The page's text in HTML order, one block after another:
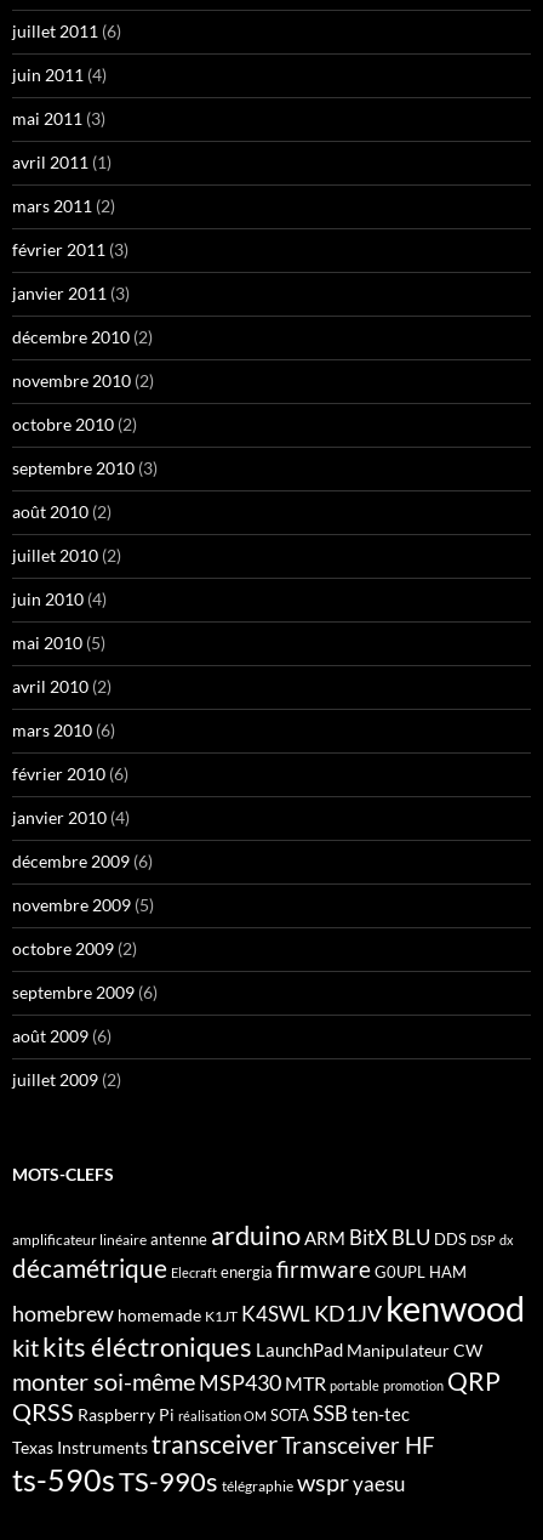
juillet 2011 (6)
juin 2011 (4)
mai 2011 (3)
avril 2011 (1)
mars 2011 (2)
février 2011 (3)
janvier 2011 (3)
décembre 2010 (2)
novembre 2010 (2)
octobre 2010 (2)
septembre 2010 (3)
août 2010 (2)
juillet 2010 (2)
juin 2010 (4)
mai 2010 (5)
avril 2010 (2)
mars 2010 (6)
février 2010 (6)
janvier 2010 (4)
décembre 2009 (6)
novembre 2009 (5)
octobre 2009 (2)
septembre 2009 (6)
août 2009 (6)
juillet 2009 (2)
MOTS-CLEFS
amplificateur linéaire antenne arduinoARM BitX BLU DDS DSP dx
décamétrique Elecraft energia firmwareG0UPL HAM
homebrew homemade K1JT K4SWL KD1JV kenwood
kitkits éléctroniques LaunchPad Manipulateur CW
monter soi-mêmeMSP430 MTR portable promotion QRP
QRSS Raspberry Pi réalisation OM SOTASSB ten-tec
Texas InstrumentstransceiverTransceiver HF
ts-590sTS-990s télégraphie wspryaesu